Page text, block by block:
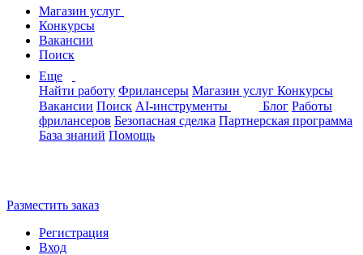
Магазин услуг
Конкурсы
Вакансии
Поиск
Еще
Найти работу Фрилансеры Магазин услуг Конкурсы
Вакансии Поиск AI-инструменты Блог Работы
фрилансеров Безопасная сделка Партнерская программа
База знаний Помощь
Разместить заказ
Регистрация
Вход